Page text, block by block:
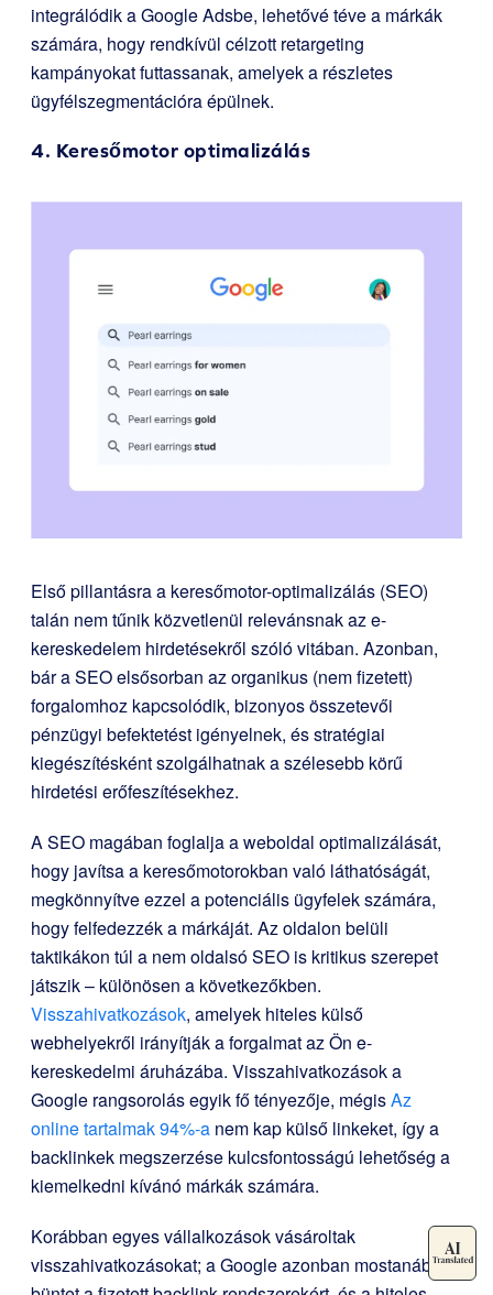
integrálódik a Google Adsbe, lehetővé téve a márkák
számára, hogy rendkívül célzott retargeting
kampányokat futtassanak, amelyek a részletes
ügyfélszegmentációra épülnek.
4. Keresőmotor optimalizálás
Első pillantásra a keresőmotor-optimalizálás (SEO)
talán nem tűnik közvetlenül relevánsnak az e-
kereskedelem hirdetésekről szóló vitában. Azonban,
bár a SEO elsősorban az organikus (nem fizetett)
forgalomhoz kapcsolódik, bizonyos összetevői
pénzügyi befektetést igényelnek, és stratégiai
kiegészítésként szolgálhatnak a szélesebb körű
hirdetési erőfeszítésekhez.
A SEO magában foglalja a weboldal optimalizálását,
hogy javítsa a keresőmotorokban való láthatóságát,
megkönnyítve ezzel a potenciális ügyfelek számára,
hogy felfedezzék a márkáját. Az oldalon belüli
taktikákon túl a nem oldalsó SEO is kritikus szerepet
játszik – különösen a következőkben.
Visszahivatkozások, amelyek hiteles külső
webhelyekről irányítják a forgalmat az Ön e-
kereskedelmi áruházába. Visszahivatkozások a
Google rangsorolás egyik fő tényezője, mégisAz
online tartalmak 94%-a nem kap külső linkeket, így a
backlinkek megszerzése kulcsfontosságú lehetőség a
kiemelkedni kívánó márkák számára.
Korábban egyes vállalkozások vásároltak
visszahivatkozásokat; a Google azonban mostanában